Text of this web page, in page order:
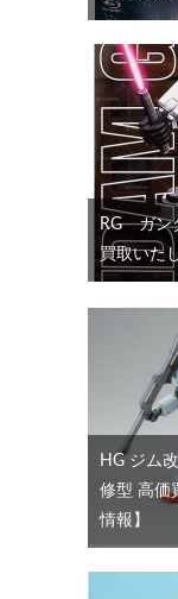
RG ガン
買取いた
HG ジム
修型 高価
情報】